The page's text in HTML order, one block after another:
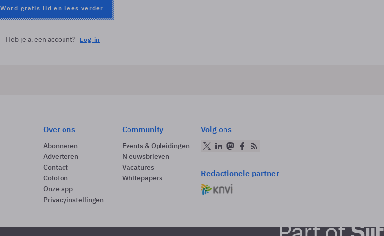
Word gratis lid en lees verder
Heb je al een account? Log in
Over ons
Abonneren
Adverteren
Contact
Colofon
Onze app
Privacyinstellingen
Community
Events & Opleidingen
Nieuwsbrieven
Vacatures
Whitepapers
Volg ons
Redactionele partner